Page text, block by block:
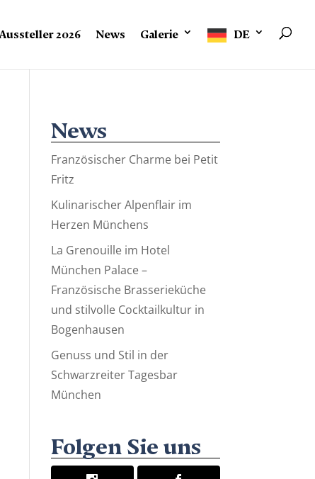
Aussteller 2026 News Galerie DE
News
Französischer Charme bei Petit
Fritz
Kulinarischer Alpenflair im
Herzen Münchens
La Grenouille im Hotel
München Palace –
Französische Brasserieküche
und stilvolle Cocktailkultur in
Bogenhausen
Genuss und Stil in der
Schwarzreiter Tagesbar
München
Folgen Sie uns